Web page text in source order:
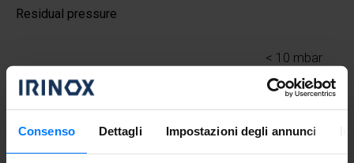
Consenso Dettagli Impostazioni degli annunci
Residual pressure
< 10 mbar